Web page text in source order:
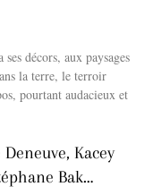
décors, aux paysages
la terre, le terroir
pourtant audacieux et
Kacey
Bak…